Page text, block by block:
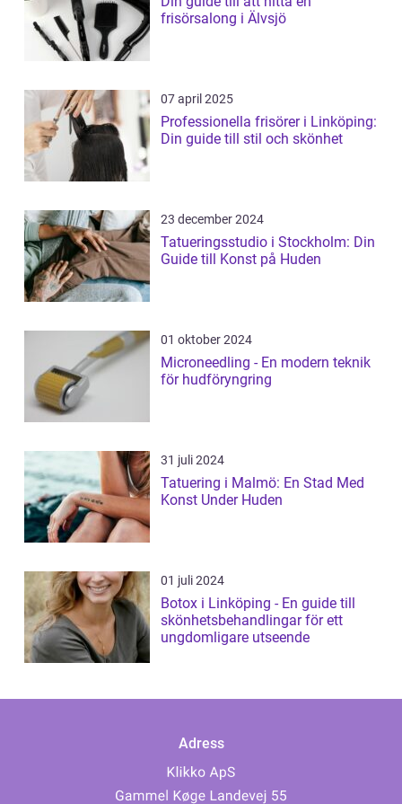
frisörsalong i Älvsjö
07 april 2025
Professionella frisörer i Linköping:
Din guide till stil och skönhet
23 december 2024
Tatueringsstudio i Stockholm: Din
Guide till Konst på Huden
01 oktober 2024
Microneedling - En modern teknik
för hudföryngring
31 juli 2024
Tatuering i Malmö: En Stad Med
Konst Under Huden
01 juli 2024
Botox i Linköping - En guide till
skönhetsbehandlingar för ett
ungdomligare utseende
Adress